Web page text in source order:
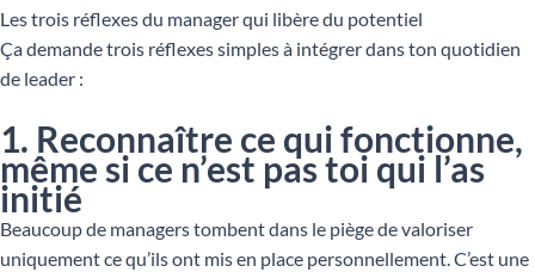
Les trois réflexes du manager qui libère du potentiel
Ça demande trois réflexes simples à intégrer dans ton quotidien
de leader :
1. Reconnaître ce qui fonctionne,
même si ce n’est pas toi qui l’as
initié
Beaucoup de managers tombent dans le piège de valoriser
uniquement ce qu’ils ont mis en place personnellement. C’est une